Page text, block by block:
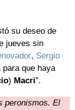
su deseo de
jueves sin
, Sergio
para que haya
) Macri”.
peronismos. El